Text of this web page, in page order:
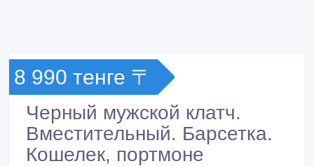
8 990 тенге 〒
Черный мужской клатч.
Вместительный. Барсетка.
Кошелек, портмоне